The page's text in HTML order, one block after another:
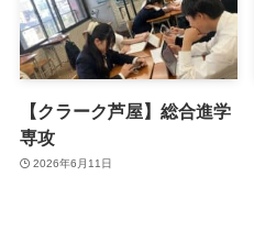
【クラーク芦屋】総合進学
専攻
2026年6月11日